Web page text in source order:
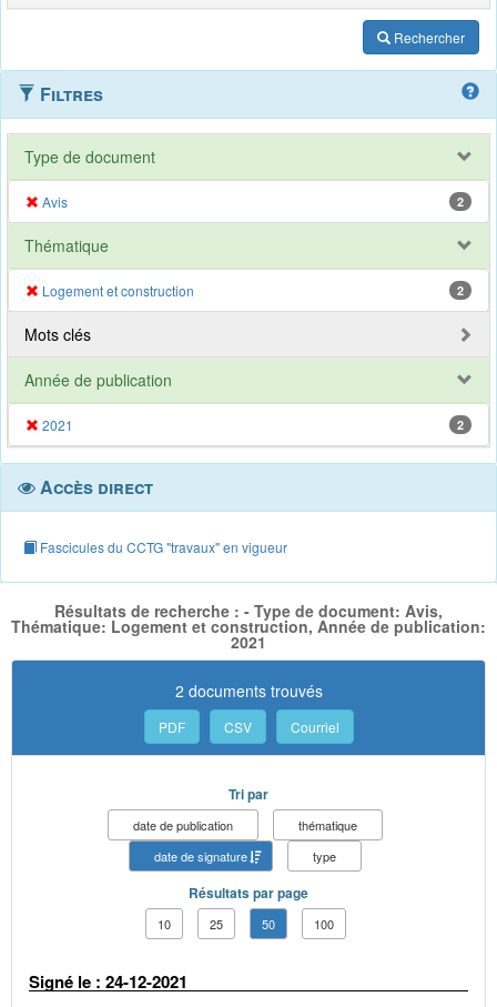
Rechercher
Filtres
Type de document
Avis 2
Thématique
Logement et construction 2
Mots clés
Année de publication
2021 2
Accès direct
Fascicules du CCTG "travaux" en vigueur
Résultats de recherche : - Type de document: Avis,
Thématique: Logement et construction, Année de publication:
2021
2 documents trouvés
PDF CSV Courriel
Tri par
date de publication
thématique
date de signature
type
Résultats par page
10 25 50 100
Signé le : 24-12-2021